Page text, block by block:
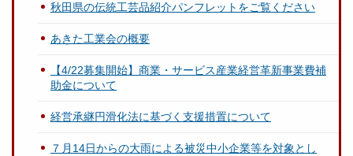
秋田県の伝統工芸品紹介パンフレットをご覧ください
あきた工業会の概要
【4/22募集開始】商業・サービス産業経営革新事業費補
助金について
経営承継円滑化法に基づく支援措置について
７月14日からの大雨による被災中小企業等を対象とし